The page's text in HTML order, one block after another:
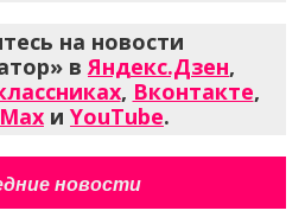
на новости
вЯндекс.Дзен,
, Вконтакте,
Max и YouTube.
новости